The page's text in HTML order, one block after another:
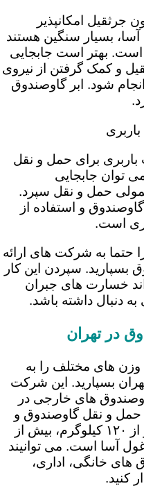
جرثقیل امکانپذیر
بسیار سنگین هستند
از ۵۰۰ کیلوگرم است. بهتر است جابجایی
و کمک گرفتن از نیروی
شود. ابر گاوصندوق
باربری برای حمل و نقل
توان جابجایی
حمل و نقل سپرد.
و استفاده از
است.
حتما به شرکت های ارائه
بسپارید. سپردن این کار
خسارت های جبران
دنبال داشته باشد.
در تهران
وزن های مختلف را به
بسپارید. این شرکت
های خارجی در
حمل و نقل گاوصندوق و
جابجایی گاوصندوق با وزن کمتر از ۱۲۰ کیلوگرم، بیش از
غول آسا است. می توانیند
های خانگی، اداری،
کنید.